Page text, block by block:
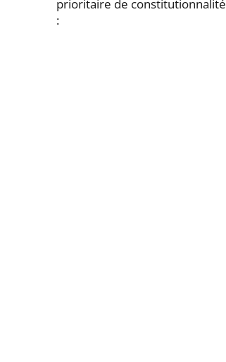
prioritaire de constitutionnalité
: